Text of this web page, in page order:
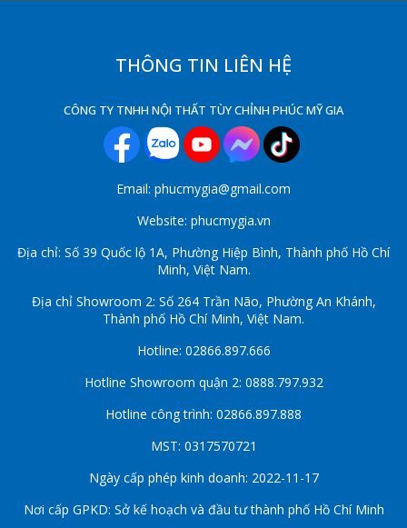
THÔNG TIN LIÊN HỆ
CÔNG TY TNHH NỘI THẤT TÙY CHỈNH PHÚC MỸ GIA
Email: phucmygia@gmail.com
Website: phucmygia.vn
Địa chỉ: Số 39 Quốc lộ 1A, Phường Hiệp Bình, Thành phố Hồ Chí
Minh, Việt Nam.
Địa chỉ Showroom 2: Số 264 Trần Não, Phường An Khánh,
Thành phố Hồ Chí Minh, Việt Nam.
Hotline: 02866.897.666
Hotline Showroom quận 2: 0888.797.932
Hotline công trình: 02866.897.888
MST: 0317570721
Ngày cấp phép kinh doanh: 2022-11-17
Nơi cấp GPKD: Sở kế hoạch và đầu tư thành phố Hồ Chí Minh